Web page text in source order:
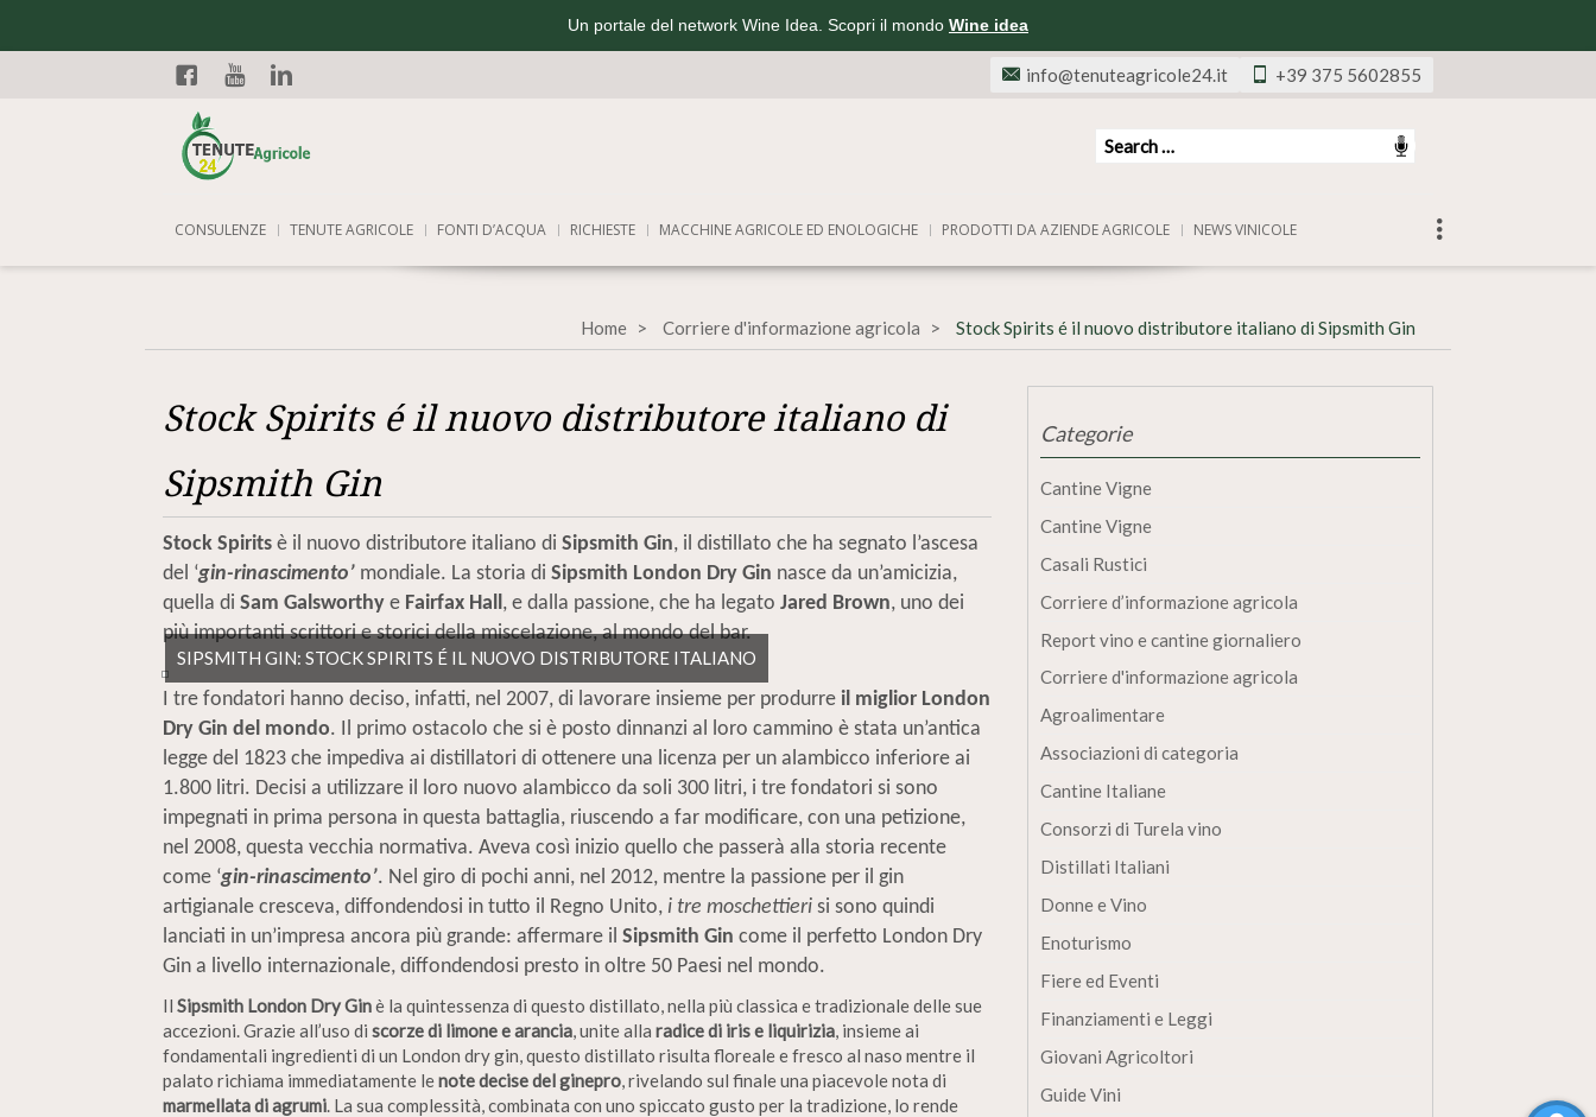
Un portale del network Wine Idea. Scopri il mondo Wine idea
Facebook
+39 375 5602855
info@tenuteagricole24.it
CONSULENZE TENUTE AGRICOLE FONTI D’ACQUA RICHIESTE MACCHINE AGRICOLE ED ENOLOGICHE PRODOTTI DA AZIENDE AGRICOLE NEWS VINICOLE
Home Corriere d'informazione agricola Stock Spirits é il nuovo distributore italiano di Sipsmith Gin
Stock Spirits é il nuovo distributore italiano di
Sipsmith Gin
Stock Spirits è il nuovo distributore italiano di Sipsmith Gin, il distillato che ha segnato l’ascesa
del ‘gin-rinascimento’ mondiale. La storia di Sipsmith London Dry Gin nasce da un’amicizia,
quella di Sam Galsworthy e Fairfax Hall, e dalla passione, che ha legato Jared Brown, uno dei
più importanti scrittori e storici della miscelazione, al mondo del bar.
SIPSMITH GIN: STOCK SPIRITS É IL NUOVO DISTRIBUTORE ITALIANO
I tre fondatori hanno deciso, infatti, nel 2007, di lavorare insieme per produrre il miglior London
Dry Gin del mondo. Il primo ostacolo che si è posto dinnanzi al loro cammino è stata un’antica
legge del 1823 che impediva ai distillatori di ottenere una licenza per un alambicco inferiore ai
1.800 litri. Decisi a utilizzare il loro nuovo alambicco da soli 300 litri, i tre fondatori si sono
impegnati in prima persona in questa battaglia, riuscendo a far modificare, con una petizione,
nel 2008, questa vecchia normativa. Aveva così inizio quello che passerà alla storia recente
come ‘gin-rinascimento’. Nel giro di pochi anni, nel 2012, mentre la passione per il gin
artigianale cresceva, diffondendosi in tutto il Regno Unito, i tre moschettieri si sono quindi
lanciati in un’impresa ancora più grande: affermare il Sipsmith Gin come il perfetto London Dry
Gin a livello internazionale, diffondendosi presto in oltre 50 Paesi nel mondo.
Il Sipsmith London Dry Ginè la quintessenza di questo distillato, nella più classica e tradizionale delle sue
accezioni. Grazie all’uso di scorze di limone e arancia, unite alla radice di iris e liquirizia, insieme ai
fondamentali ingredienti di un London dry gin, questo distillato risulta floreale e fresco al naso mentre il
palato richiama immediatamente lenote decise del ginepro, rivelando sul finale una piacevole nota di
marmellata di agrumi. La sua complessità, combinata con uno spiccato gusto per la tradizione, lo rende
Categorie
Cantine Vigne
Cantine Vigne
Casali Rustici
Corriere d’informazione agricola
Report vino e cantine giornaliero
Corriere d'informazione agricola
Agroalimentare
Associazioni di categoria
Cantine Italiane
Consorzi di Turela vino
Distillati Italiani
Donne e Vino
Enoturismo
Fiere ed Eventi
Finanziamenti e Leggi
Giovani Agricoltori
Guide Vini